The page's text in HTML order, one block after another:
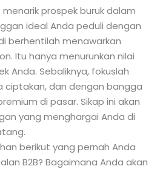
prospek buruk dalam
ideal Anda peduli dengan
berhentilah menawarkan
Itu hanya menurunkan nilai
Anda. Sebaliknya, fokuslah
ciptakan, dan dengan bangga
di pasar. Sikap ini akan
yang menghargai Anda di
berikut yang pernah Anda
B2B? Bagaimana Anda akan